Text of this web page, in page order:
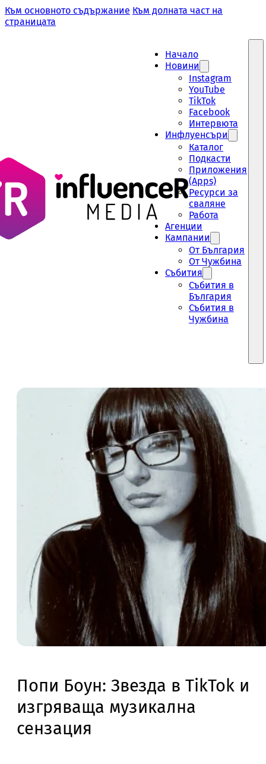
Към основното съдържание Към долната част на
страницата
Начало
Новини
Instagram
YouTube
TikTok
Facebook
Интервюта
Инфлуенсъри
Каталог
Подкасти
Приложения
(Apps)
Ресурси за
сваляне
Работа
Aгенции
Кампании
От България
От Чужбина
Събития
Събития в
България
Събития в
Чужбина
Попи Боун: Звезда в TikTok и
изгряваща музикална
сензация